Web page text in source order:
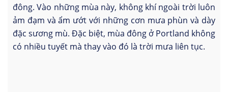
đông. Vào những mùa này, không khí ngoài trời luôn
ảm đạm và ẩm ướt với những cơn mưa phùn và dày
đặc sương mù. Đặc biệt, mùa đông ở Portland không
có nhiều tuyết mà thay vào đó là trời mưa liên tục.